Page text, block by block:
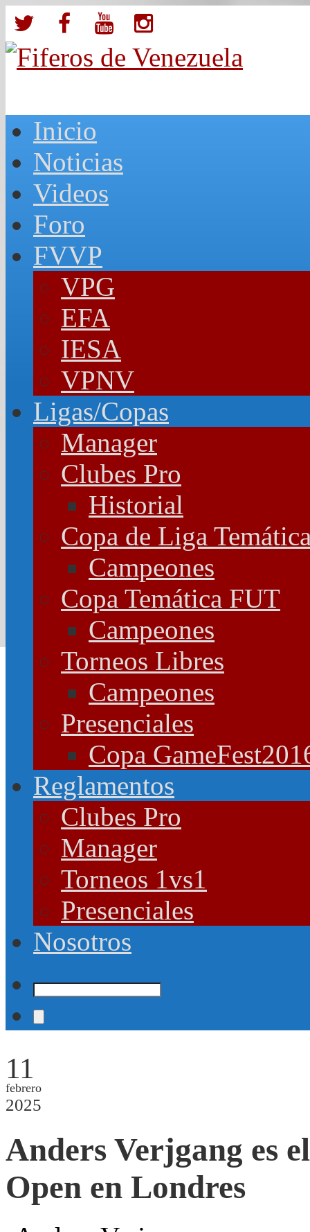
Inicio
Noticias
Videos
Foro
FVVP
VPG
EFA
IESA
VPNV
Ligas/Copas
Manager
Clubes Pro
Historial
Copa de Liga
Campeones
Copa Temática FUT
Campeones
Torneos Libres
Campeones
Presenciales
Copa
Reglamentos
Clubes Pro
Manager
Torneos 1vs1
Presenciales
Nosotros
11
febrero
2025
Anders Verjgang es
Open en Londres